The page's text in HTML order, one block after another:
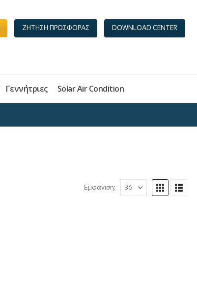
ΖΗΤΗΣΗ ΠΡΟΣΦΟΡΑΣ DOWNLOAD CENTER
Γεννήτριες Solar Air Condition
Εμφάνιση: